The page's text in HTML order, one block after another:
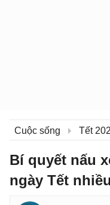
Cuộc sống Tết
Bí quyết nấu
ngày Tết